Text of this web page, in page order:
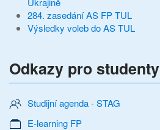
284. zasedání AS FP TUL
Výsledky voleb do AS TUL
Odkazy pro studenty
Studijní agenda - STAG
E-learning FP